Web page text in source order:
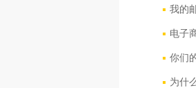
我的
电子
你们
为什